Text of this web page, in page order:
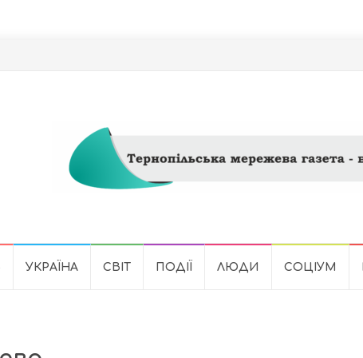
УКРАЇНА СВІТ ПОДІЇ ЛЮДИ СОЦІУМ